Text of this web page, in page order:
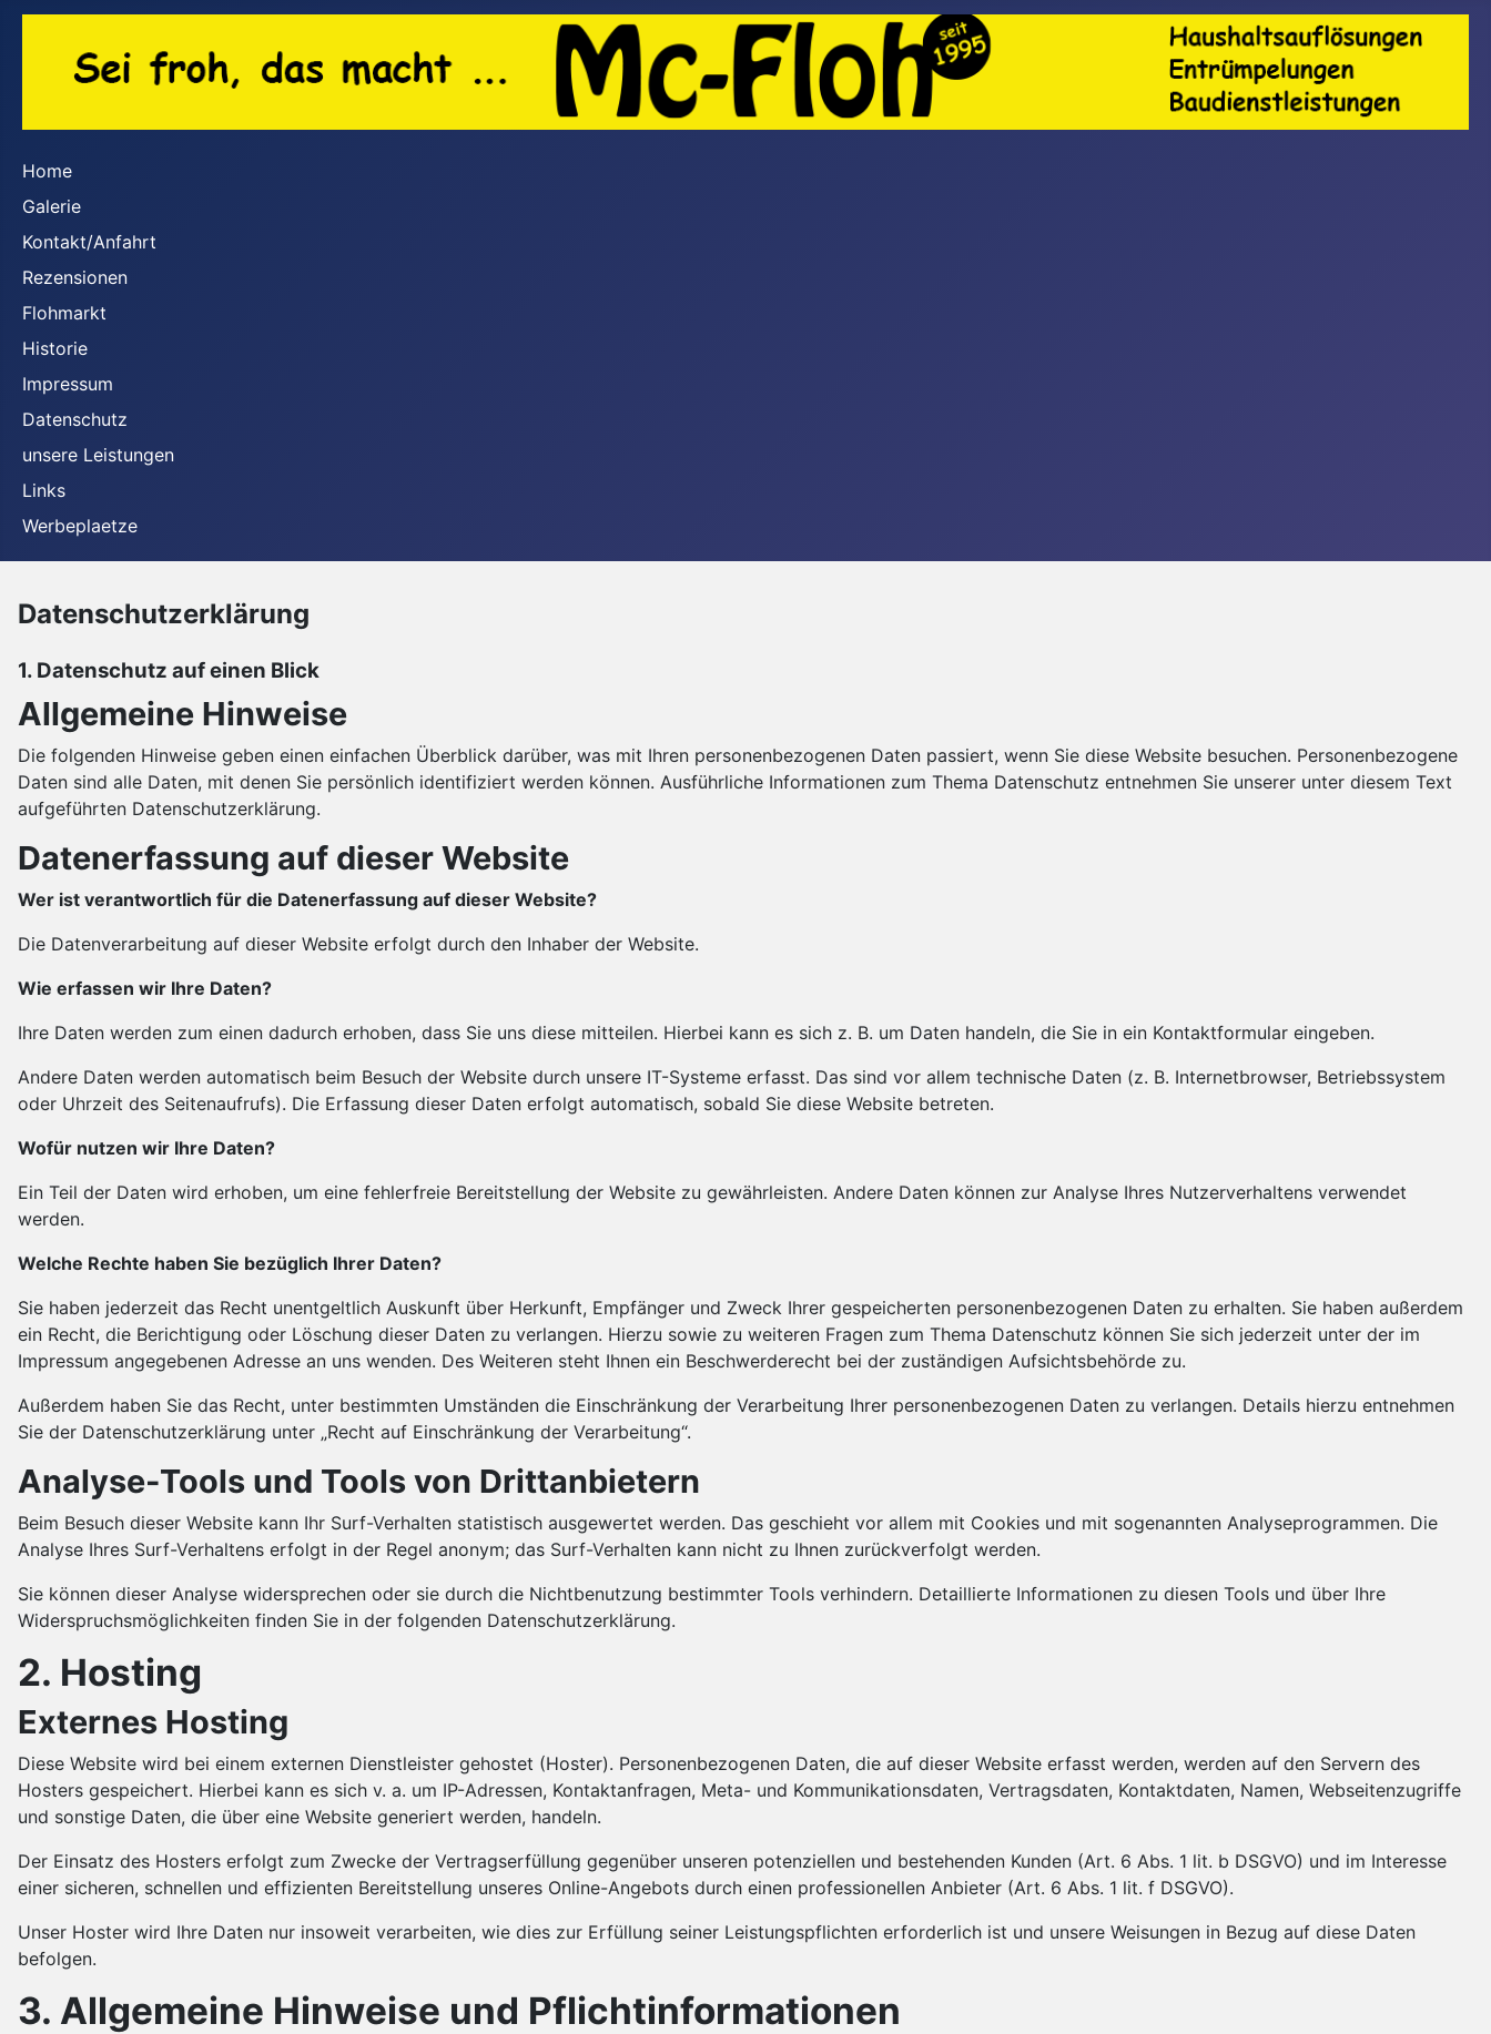
Home
Galerie
Kontakt/Anfahrt
Rezensionen
Flohmarkt
Historie
Impressum
Datenschutz
unsere Leistungen
Links
Werbeplaetze
Datenschutzerklärung
1. Datenschutz auf einen Blick
Allgemeine Hinweise
Die folgenden Hinweise geben einen einfachen Überblick darüber, was mit Ihren personenbezogenen Daten passiert, wenn Sie diese Website besuchen. Personenbezogene
Daten sind alle Daten, mit denen Sie persönlich identifiziert werden können. Ausführliche Informationen zum Thema Datenschutz entnehmen Sie unserer unter diesem Text
aufgeführten Datenschutzerklärung.
Datenerfassung auf dieser Website
Wer ist verantwortlich für die Datenerfassung auf dieser Website?
Die Datenverarbeitung auf dieser Website erfolgt durch den Inhaber der Website.
Wie erfassen wir Ihre Daten?
Ihre Daten werden zum einen dadurch erhoben, dass Sie uns diese mitteilen. Hierbei kann es sich z. B. um Daten handeln, die Sie in ein Kontaktformular eingeben.
Andere Daten werden automatisch beim Besuch der Website durch unsere IT-Systeme erfasst. Das sind vor allem technische Daten (z. B. Internetbrowser, Betriebssystem
oder Uhrzeit des Seitenaufrufs). Die Erfassung dieser Daten erfolgt automatisch, sobald Sie diese Website betreten.
Wofür nutzen wir Ihre Daten?
Ein Teil der Daten wird erhoben, um eine fehlerfreie Bereitstellung der Website zu gewährleisten. Andere Daten können zur Analyse Ihres Nutzerverhaltens verwendet
werden.
Welche Rechte haben Sie bezüglich Ihrer Daten?
Sie haben jederzeit das Recht unentgeltlich Auskunft über Herkunft, Empfänger und Zweck Ihrer gespeicherten personenbezogenen Daten zu erhalten. Sie haben außerdem
ein Recht, die Berichtigung oder Löschung dieser Daten zu verlangen. Hierzu sowie zu weiteren Fragen zum Thema Datenschutz können Sie sich jederzeit unter der im
Impressum angegebenen Adresse an uns wenden. Des Weiteren steht Ihnen ein Beschwerderecht bei der zuständigen Aufsichtsbehörde zu.
Außerdem haben Sie das Recht, unter bestimmten Umständen die Einschränkung der Verarbeitung Ihrer personenbezogenen Daten zu verlangen. Details hierzu entnehmen
Sie der Datenschutzerklärung unter „Recht auf Einschränkung der Verarbeitung“.
Analyse-Tools und Tools von Drittanbietern
Beim Besuch dieser Website kann Ihr Surf-Verhalten statistisch ausgewertet werden. Das geschieht vor allem mit Cookies und mit sogenannten Analyseprogrammen. Die
Analyse Ihres Surf-Verhaltens erfolgt in der Regel anonym; das Surf-Verhalten kann nicht zu Ihnen zurückverfolgt werden.
Sie können dieser Analyse widersprechen oder sie durch die Nichtbenutzung bestimmter Tools verhindern. Detaillierte Informationen zu diesen Tools und über Ihre
Widerspruchsmöglichkeiten finden Sie in der folgenden Datenschutzerklärung.
2. Hosting
Externes Hosting
Diese Website wird bei einem externen Dienstleister gehostet (Hoster). Personenbezogenen Daten, die auf dieser Website erfasst werden, werden auf den Servern des
Hosters gespeichert. Hierbei kann es sich v. a. um IP-Adressen, Kontaktanfragen, Meta- und Kommunikationsdaten, Vertragsdaten, Kontaktdaten, Namen, Webseitenzugriffe
und sonstige Daten, die über eine Website generiert werden, handeln.
Der Einsatz des Hosters erfolgt zum Zwecke der Vertragserfüllung gegenüber unseren potenziellen und bestehenden Kunden (Art. 6 Abs. 1 lit. b DSGVO) und im Interesse
einer sicheren, schnellen und effizienten Bereitstellung unseres Online-Angebots durch einen professionellen Anbieter (Art. 6 Abs. 1 lit. f DSGVO).
Unser Hoster wird Ihre Daten nur insoweit verarbeiten, wie dies zur Erfüllung seiner Leistungspflichten erforderlich ist und unsere Weisungen in Bezug auf diese Daten
befolgen.
3. Allgemeine Hinweise und Pflichtinformationen